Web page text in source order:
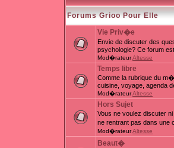
Forums Grioo Pour Elle
Vie Priv�e
Envie de discuter des
psychologie? Ce forum
Mod�rateurAltesse
Temps libre
Comme la rubrique du
cuisine, voyage, agenda
Mod�rateurAltesse
Hors Sujet
Vous ne voulez discuter
ne rentrant pas dans
Mod�rateurAltesse
Beaut�